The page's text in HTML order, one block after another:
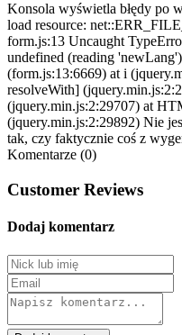
Konsola wyświetla błędy po
load resource:
form.js:13 Uncaught
undefined (reading
(form.js:13:6669) at i
resolveWith]
(jquery.min.js:2:29707) at
(jquery.min.js:2:29892) Nie
tak, czy faktycznie coś z
Komentarze (0)
Customer Reviews
Dodaj komentarz